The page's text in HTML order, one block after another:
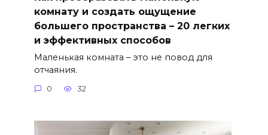
комнату и создать ощущение
большего пространства – 20 легких
и эффективных способов
Маленькая комната – это не повод для
отчаяния.
0 32